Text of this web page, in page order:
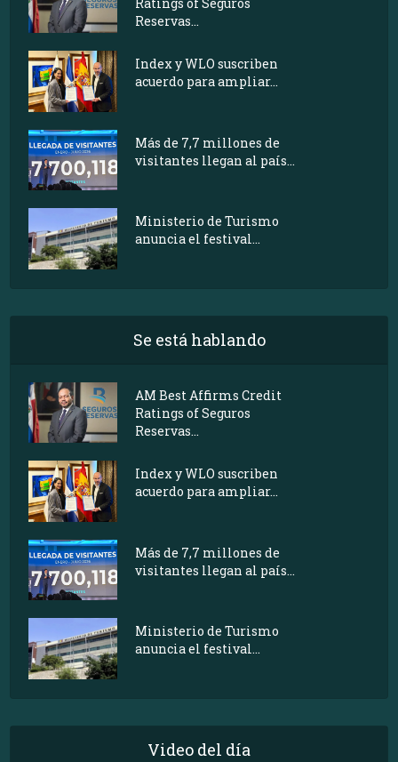
Reservas...
Index y WLO suscriben
acuerdo para ampliar...
Más de 7,7 millones de
visitantes llegan al país...
Ministerio de Turismo
anuncia el festival...
Se está hablando
AM Best Affirms Credit
Ratings of Seguros
Reservas...
Index y WLO suscriben
acuerdo para ampliar...
Más de 7,7 millones de
visitantes llegan al país...
Ministerio de Turismo
anuncia el festival...
Video del día